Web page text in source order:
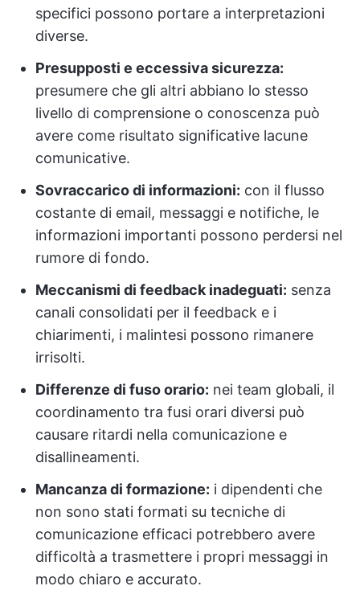
specifici possono portare a interpretazioni
diverse.
Presupposti e eccessiva sicurezza:
presumere che gli altri abbiano lo stesso
livello di comprensione o conoscenza può
avere come risultato significative lacune
comunicative.
Sovraccarico di informazioni: con il flusso
costante di email, messaggi e notifiche, le
informazioni importanti possono perdersi nel
rumore di fondo.
Meccanismi di feedback inadeguati: senza
canali consolidati per il feedback e i
chiarimenti, i malintesi possono rimanere
irrisolti.
Differenze di fuso orario: nei team globali, il
coordinamento tra fusi orari diversi può
causare ritardi nella comunicazione e
disallineamenti.
Mancanza di formazione: i dipendenti che
non sono stati formati su tecniche di
comunicazione efficaci potrebbero avere
difficoltà a trasmettere i propri messaggi in
modo chiaro e accurato.